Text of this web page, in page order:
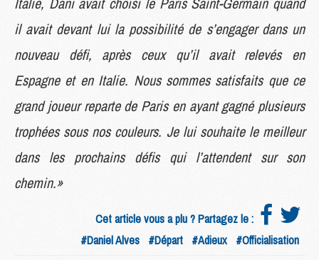
il avait devant lui la possibilité de s’engager dans un
nouveau défi, après ceux qu’il avait relevés en
Espagne et en Italie. Nous sommes satisfaits que ce
grand joueur reparte de Paris en ayant gagné plusieurs
trophées sous nos couleurs. Je lui souhaite le meilleur
dans les prochains défis qui l’attendent sur son
chemin.»
Cet article vous a plu ? Partagez le :
#Daniel Alves #Départ #Adieux #Officialisation